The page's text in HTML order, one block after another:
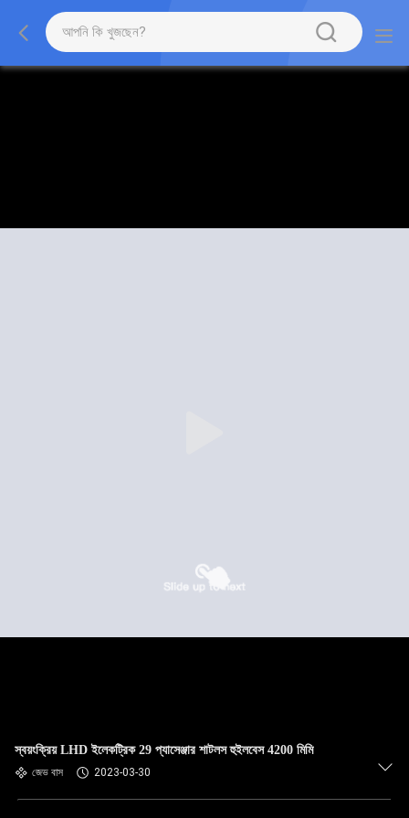
স্বয়ংক্রিয় LHD ইলেকট্রিক 29 প্যাসেঞ্জার শাটলস হুইলবেস 4200 মিমি
জেভ বাস 2023-03-30